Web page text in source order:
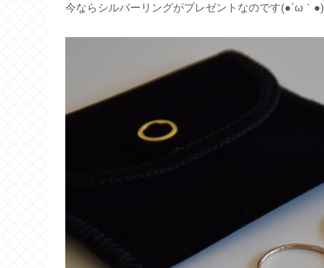
今ならシルバーリングがプレゼントなのです(●´ω｀●)